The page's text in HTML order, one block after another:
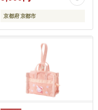
足・日やけによるシミ、
ソバカス対策 人気 おすす
め 化粧水 スキンケア 高
保湿 基礎化粧品 化粧品
お取り寄せ 通販 送料無料
ふるさと納税 ］
京都府 京都市